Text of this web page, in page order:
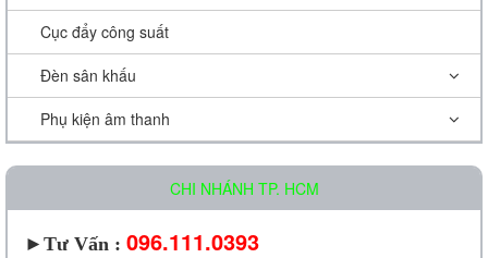
Cục đẩy công suất
Đèn sân khấu
Phụ kiện âm thanh
CHI NHÁNH TP. HCM
► Tư Vấn : 096.111.0393